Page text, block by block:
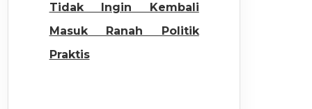
Tidak Ingin Kembali
Masuk Ranah Politik
Praktis